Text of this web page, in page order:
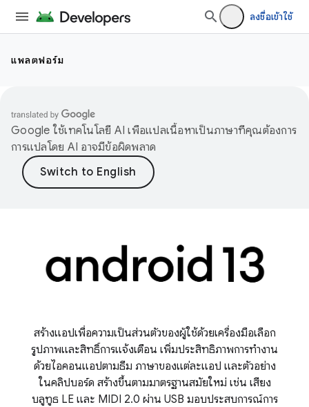
ลงชื่อเข้าใช้
แพลตฟอร์ม
Google ใช้เทคโนโลยี AI เพื่อแปลเนื้อหาเป็นภาษาที่คุณต้องการ
การแปลโดย AI อาจมีข้อผิดพลาด
สร้างแอปเพื่อความเป็นส่วนตัวของผู้ใช้ด้วยเครื่องมือเลือก
รูปภาพและสิทธิ์การแจ้งเตือน เพิ่มประสิทธิภาพการทำงาน
ด้วยไอคอนแอปตามธีม ภาษาของแต่ละแอป และตัวอย่าง
ในคลิปบอร์ด สร้างขึ้นตามมาตรฐานสมัยใหม่ เช่น เสียง
บลูทูธ LE และ MIDI 2.0 ผ่าน USB มอบประสบการณ์การ